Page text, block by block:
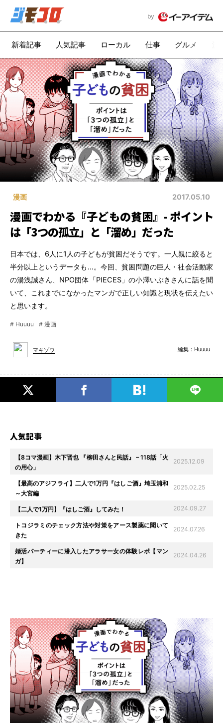
by
新着記事 人気記事 ローカル 仕事 グルメ
漫画 2017.05.10
漫画でわかる『子どもの貧困』- ポイント
は「3つの孤立」と「溜め」だった
日本では、6人に1人の子どもが貧困だそうです。一人親に絞ると
半分以上というデータも…。今回、貧困問題の巨人・社会活動家
の湯浅誠さん、NPO団体「PIECES」の小澤いぶきさんに話を聞
いて、これまでになかったマンガで正しい知識と現状を伝えたい
と思います。
# Huuuu # 漫画
マキゾウ 編集： Huuuu
人気記事
【8コマ漫画】木下晋也 『柳田さんと民話』 – 118話「火
の用心」
2025.12.09
【最高のアジフライ】二人で1万円『はしご酒』埼玉浦和
～大宮編
2025.02.25
【二人で1万円】『はしご酒』してみた！ 2024.09.27
トコジラミのチェック方法や対策をアース製薬に聞いて
きた
2024.07.26
婚活パーティーに潜入したアラサー女の体験レポ【マン
ガ】
2024.04.26